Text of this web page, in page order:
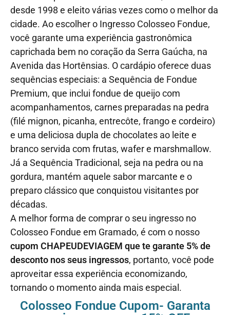
desde 1998 e eleito várias vezes como o melhor da
cidade. Ao escolher o Ingresso Colosseo Fondue,
você garante uma experiência gastronômica
caprichada bem no coração da Serra Gaúcha, na
Avenida das Hortênsias. O cardápio oferece duas
sequências especiais: a Sequência de Fondue
Premium, que inclui fondue de queijo com
acompanhamentos, carnes preparadas na pedra
(filé mignon, picanha, entrecôte, frango e cordeiro)
e uma deliciosa dupla de chocolates ao leite e
branco servida com frutas, wafer e marshmallow.
Já a Sequência Tradicional, seja na pedra ou na
gordura, mantém aquele sabor marcante e o
preparo clássico que conquistou visitantes por
décadas.
A melhor forma de comprar o seu ingresso no
Colosseo Fondue em Gramado, é com o nosso
cupom CHAPEUDEVIAGEM que te garante 5% de
desconto nos seus ingressos, portanto, você pode
aproveitar essa experiência economizando,
tornando o momento ainda mais especial.
Colosseo Fondue Cupom- Garanta